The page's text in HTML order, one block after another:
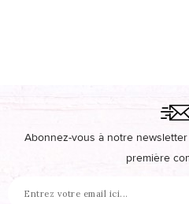
Abonnez-vous à notre
première